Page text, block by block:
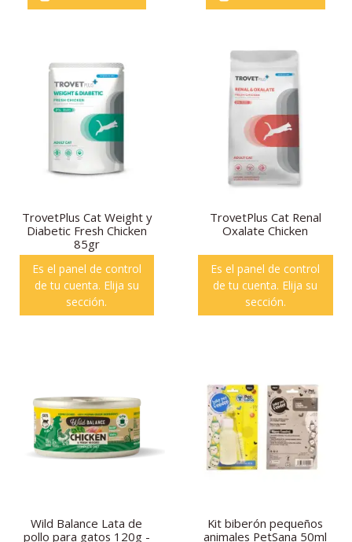
TrovetPlus Cat Weight y
Diabetic Fresh Chicken
85gr
Es el panel de control
de tu cuenta. Elija su
sección.
TrovetPlus Cat Renal
Oxalate Chicken
Es el panel de control
de tu cuenta. Elija su
sección.
Wild Balance Lata de
pollo para gatos 120g -
Kit biberón pequeños
animales PetSana 50ml